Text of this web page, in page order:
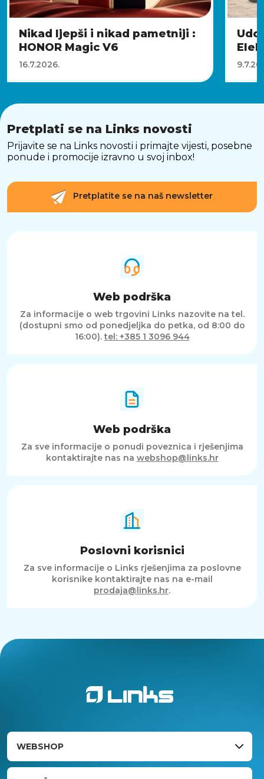
Nikad ljepši i nikad pametniji :
HONOR Magic V6
16.7.2026.
Pretplati se na Links novosti
Prijavite se na Links novosti i primajte vijesti, posebne
ponude i promocije izravno u svoj inbox!
Pretplatite se na naš newsletter
Web podrška
Za informacije o web trgovini Links nazovite na tel.
(dostupni smo od ponedjeljka do petka, od 8:00 do
16:00).tel: +385 1 3096 944
Web podrška
Za sve informacije o ponudi poveznica i rješenjima
kontaktirajte nas na webshop@links.hr
Poslovni korisnici
Za sve informacije o Links rješenjima za poslovne
korisnike kontaktirajte nas na e-mail
prodaja@links.hr.
WEBSHOP